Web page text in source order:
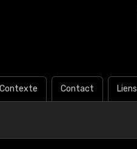
Contexte Contact Liens